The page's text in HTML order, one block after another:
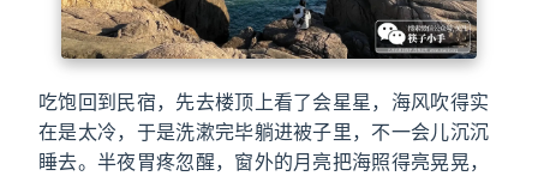
吃饱回到民宿，先去楼顶上看了会星星，海风吹得实
在是太冷，于是洗漱完毕躺进被子里，不一会儿沉沉
睡去。半夜胃疼忽醒，窗外的月亮把海照得亮晃晃，